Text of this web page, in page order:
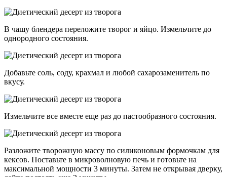
В чашу блендера переложите творог и яйцо. Измельчите до
однородного состояния.
Добавьте соль, соду, крахмал и любой сахарозаменитель по
вкусу.
Измельчите все вместе еще раз до пастообразного состояния.
Разложите творожную массу по силиконовым формочкам для
кексов. Поставьте в микроволновую печь и готовьте на
максимальной мощности 3 минуты. Затем не открывая дверку,